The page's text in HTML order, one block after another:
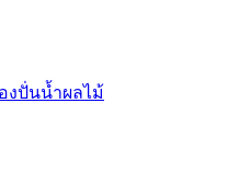
งปั่นน้ำผลไม้